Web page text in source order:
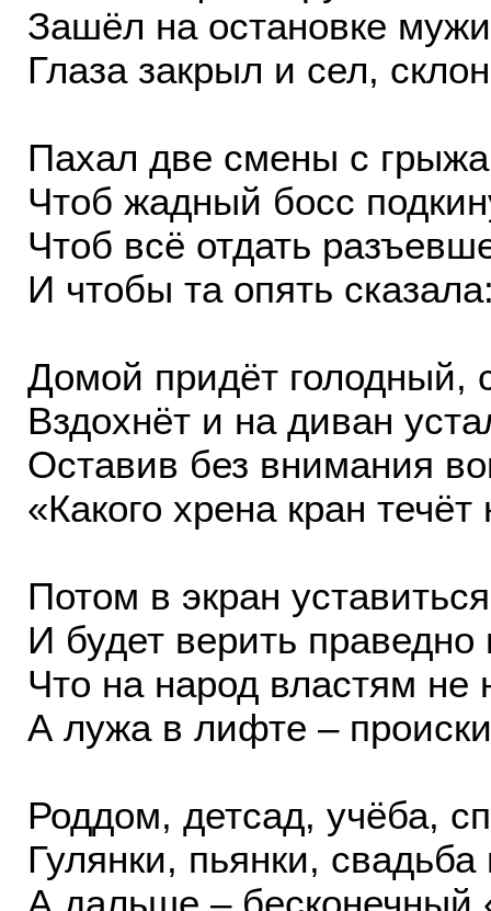
Зашёл на остановке
Глаза закрыл и сел,
Пахал две смены с
Чтоб жадный босс
Чтоб всё отдать
И чтобы та опять
Домой придёт голодный,
Вздохнёт и на диван
Оставив без внимания
«Какого хрена кран течёт
Потом в экран
И будет верить праведно
Что на народ властям не
А лужа в лифте –
Роддом, детсад, учёба,
Гулянки, пьянки, свадьба